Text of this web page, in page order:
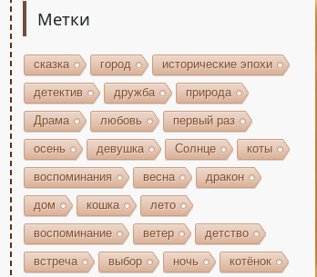
Метки
сказка город исторические эпохи
детектив дружба природа
Драма любовь первый раз
осень девушка Солнце коты
воспоминания весна дракон
дом кошка лето
воспоминание ветер детство
встреча выбор ночь котёнок